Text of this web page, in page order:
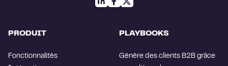
PRODUIT
Fonctionnalités
PLAYBOOKS
Génère des clients B2B grâce